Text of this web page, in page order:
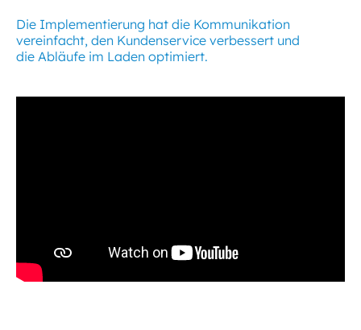
Die Implementierung hat die Kommunikation
vereinfacht, den Kundenservice verbessert und
die Abläufe im Laden optimiert.